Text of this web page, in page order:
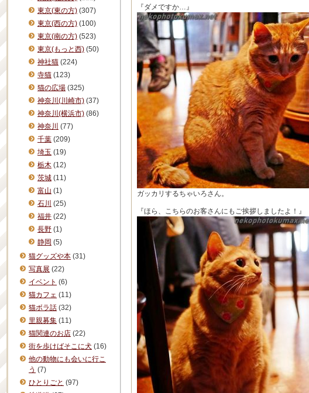
『ダメですか…』
ガッカリするちゃいろさん。
『ほら、こちらのお客さんにもご挨拶しましたよ！』
東京(東の方) (307)
東京(西の方) (100)
東京(南の方) (523)
東京(もっと西) (50)
神社猫 (224)
寺猫 (123)
猫の広場 (325)
神奈川(川崎市) (37)
神奈川(横浜市) (86)
神奈川 (77)
千葉 (209)
埼玉 (19)
栃木 (12)
茨城 (11)
富山 (1)
石川 (25)
福井 (22)
長野 (1)
静岡 (5)
猫グッズや本 (31)
写真展 (22)
イベント (6)
猫カフェ (11)
猫ボラ話 (32)
里親募集 (11)
猫関連のお店 (22)
街を歩けばそこに犬 (16)
他の動物にも会いに行こ
う (7)
ひとりごと (97)